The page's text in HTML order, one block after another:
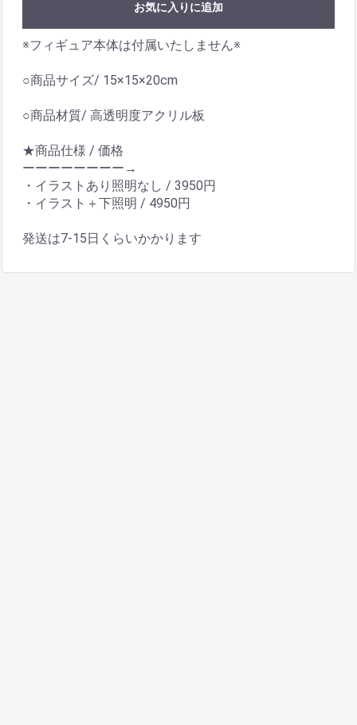
お気に入りに追加
※フィギュア本体は付属いたしません※
○商品サイズ/ 15×15×20cm
○商品材質/ 高透明度アクリル板
★商品仕様 / 価格
ーーーーーーーー→
・イラストあり照明なし / 3950円
・イラスト＋下照明 / 4950円
発送は7-15日くらいかかります